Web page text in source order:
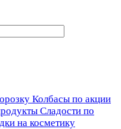
Колбасы по акции
Сладости по
на косметику